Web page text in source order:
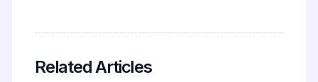
Related Articles